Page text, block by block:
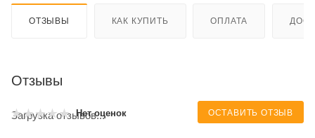
ОТЗЫВЫ КАК КУПИТЬ ОПЛАТА
Отзывы
Нет оценок ОСТАВИТЬ ОТЗЫВ
Загрузка отзывов...